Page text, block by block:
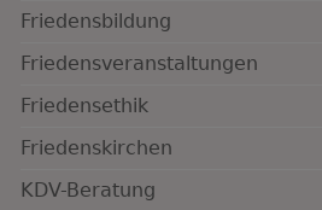
Hauptnavigation
Friedensbildung
Friedensveranstaltungen
Friedensethik
Friedenskirchen
KDV-Beratung